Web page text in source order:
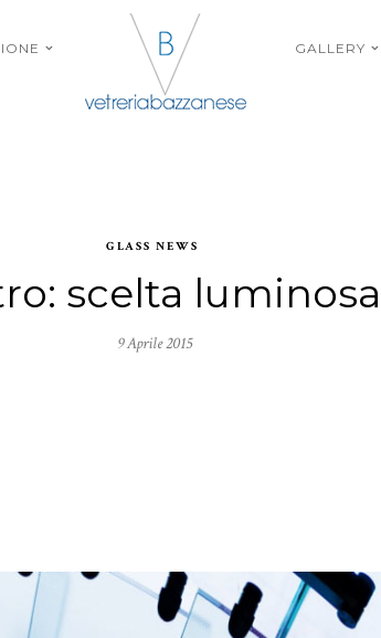
GALLERY
GLASS NEWS
scelta
9 Aprile 2015